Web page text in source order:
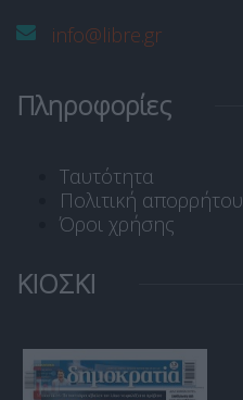
info@libre.gr
Πληροφορίες
Ταυτότητα
Πολιτική απορρήτου
Όροι χρήσης
ΚΙΟΣΚΙ